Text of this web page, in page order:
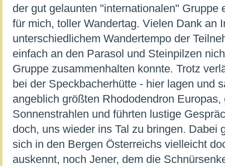
der gut gelaunten "internationalen" Gruppe
für mich, toller Wandertag. Vielen Dank an
unterschiedlichem Wandertempo der
einfach an den Parasol und Steinpilzen
Gruppe zusammenhalten konnte. Trotz
bei der Speckbacherhütte - hier lagen und
angeblich größten Rhododendron
Sonnenstrahlen und führten lustige
doch, uns wieder ins Tal zu bringen. Dabei
sich in den Bergen Österreichs vielleicht
auskennt, noch Jener, dem die